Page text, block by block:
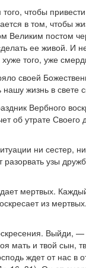
чтобы
в том, чтобы
постом
ее живой.
того, уже
своей
жизнь в свете
Вербного
утрате Своего
ни сестер,
узы
мертвых.
из
Выйди,
мать и твой
ждет от нас